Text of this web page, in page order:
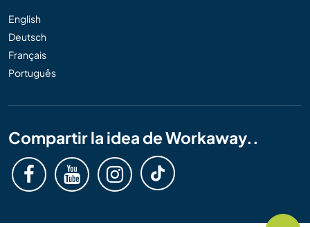
English
Deutsch
Français
Português
Compartir la idea de Workaway..